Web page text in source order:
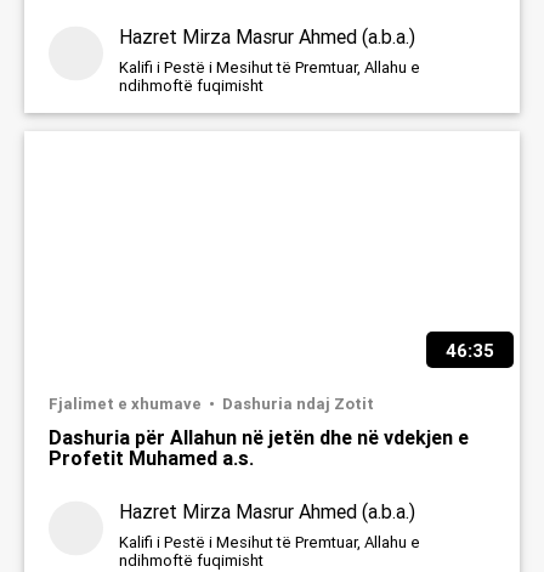
Hazret Mirza Masrur Ahmed (a.b.a.)
Kalifi i Pestë i Mesihut të Premtuar, Allahu e
ndihmoftë fuqimisht
46:35
Fjalimet e xhumave Dashuria ndaj Zotit
Dashuria për Allahun në jetën dhe në vdekjen e
Profetit Muhamed a.s.
Hazret Mirza Masrur Ahmed (a.b.a.)
Kalifi i Pestë i Mesihut të Premtuar, Allahu e
ndihmoftë fuqimisht